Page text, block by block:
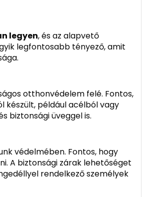
legyen, és az alapvető
legfontosabb tényező, amit
otthonvédelem felé. Fontos,
készült, például acélból vagy
biztonsági üveggel is.
védelmében. Fontos, hogy
A biztonsági zárak lehetőséget
rendelkező személyek